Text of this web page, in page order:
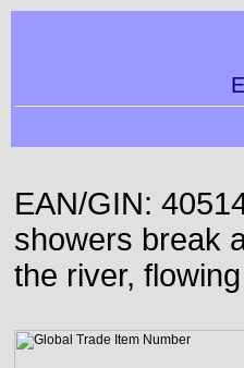
EAN/GIN:
showers break
the river,